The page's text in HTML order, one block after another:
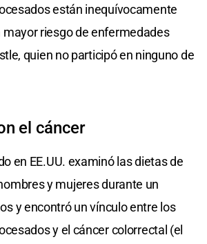
están inequívocamente
mayor riesgo de enfermedades
quien no participó en ninguno de
el cáncer
en EE.UU. examinó las dietas de
y mujeres durante un
y encontró un vínculo entre los
y el cáncer colorrectal (el